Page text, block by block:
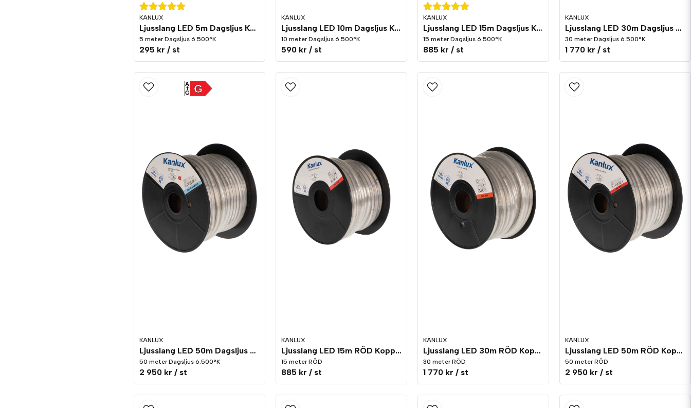
KANLUX
Ljusslang LED 5m Dagsljus Kopplingsbar
5 meter Dagsljus 6.500°K
295 kr / st
KANLUX
Ljusslang LED 10m Dagsljus Kopplingsbar
10 meter Dagsljus 6.500°K
590 kr / st
KANLUX
Ljusslang LED 15m Dagsljus Kopplingsbar
15 meter Dagsljus 6.500°K
885 kr / st
KANLUX
Ljusslang LED 30m Dagsljus Kopplingsbar
30 meter Dagsljus 6.500°K
1 770 kr / st
KANLUX
Ljusslang LED 50m Dagsljus Kopplingsbar
50 meter Dagsljus 6.500°K
2 950 kr / st
G
A
G
KANLUX
Ljusslang LED 15m RÖD Kopplingsbar
15 meter RÖD
885 kr / st
KANLUX
Ljusslang LED 30m RÖD Kopplingsbar
30 meter RÖD
1 770 kr / st
KANLUX
Ljusslang LED 50m RÖD Kopplingsbar
50 meter RÖD
2 950 kr / st